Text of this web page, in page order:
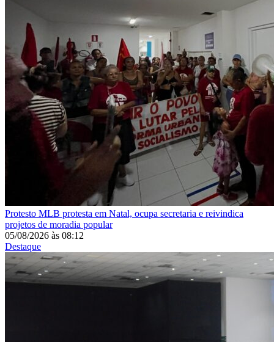
Protesto MLB protesta em Natal, ocupa secretaria e reivindica
projetos de moradia popular
05/08/2026 às 08:12
Destaque